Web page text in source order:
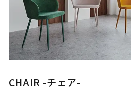
CHAIR -チェア-